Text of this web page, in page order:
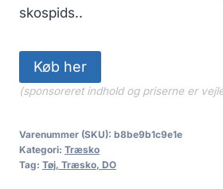
skospids..
Køb her
(sponsoreret indhold og priserne er
Varenummer (SKU): b8be9b1c9e1e
Kategori: Træsko
Tag: Tøj, Træsko, DO